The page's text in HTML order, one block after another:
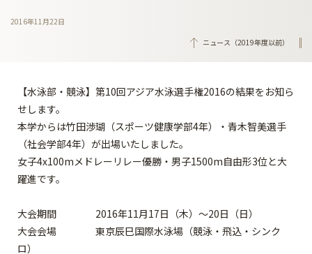
2016年11月22日
ニュース（2019年度以前）
【水泳部・競泳】第10回アジア水泳選手権2016の結果をお知ら
せします。
本学からは竹田渉瑚（スポーツ健康学部4年）・青木智美選手
（社会学部4年）が出場いたしました。
女子4x100mメドレーリレー優勝・男子1500m自由形3位と大
躍進です。
大会期間 2016年11月17日（木）～20日（日）
大会会場 東京辰巳国際水泳場（競泳・飛込・シンク
ロ）